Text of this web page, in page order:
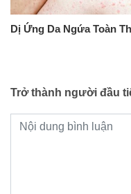
Dị Ứng Da Ngứa Toàn
Trở thành người đầu